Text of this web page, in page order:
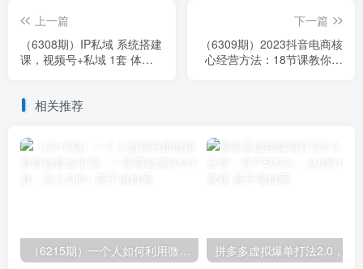
上一篇
（6308期）IP私域 系统搭建
课，视频号+私域 1套 体系 3
下一篇
（6309期）2023抖音电商核
心经营方法：18节课教你玩
相关推荐